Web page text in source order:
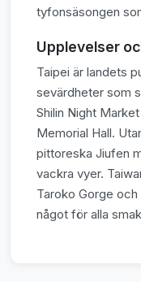
tyfonsäsongen
Upplevelser
Taipei är landets
sevärdheter som
Shilin Night
Memorial Hall.
pittoreska Jiufen
vackra vyer.
Taroko Gorge
något för alla